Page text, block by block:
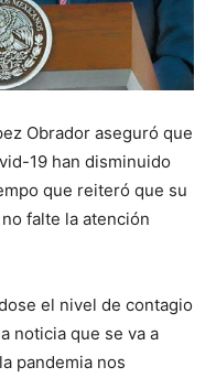
Obrador aseguró que
19 han disminuido
que reiteró que su
falte la atención
el nivel de contagio
noticia que se va a
pandemia nos